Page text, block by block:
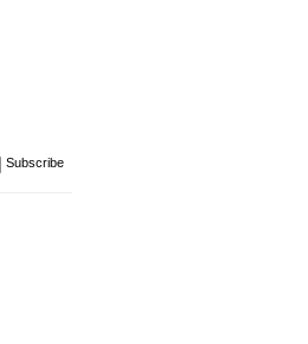
Subscribe